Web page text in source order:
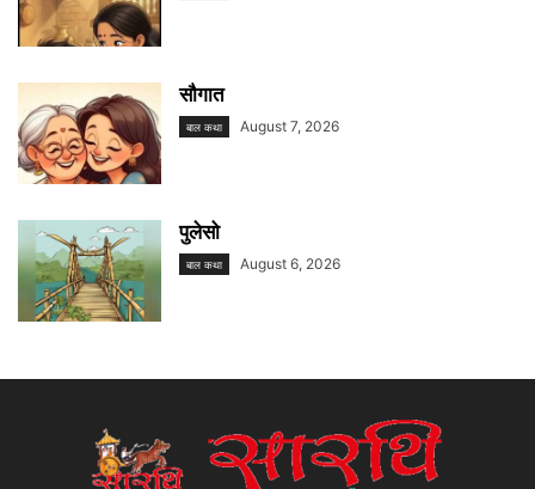
सौगात
बाल कथा August 7, 2026
पुलेसो
बाल कथा August 6, 2026